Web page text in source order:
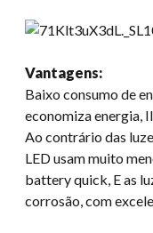
Vantagens:
Baixo consumo de
economiza energia,
Ao contrário das
LED usam muito
battery quick , E as
corrosão, com